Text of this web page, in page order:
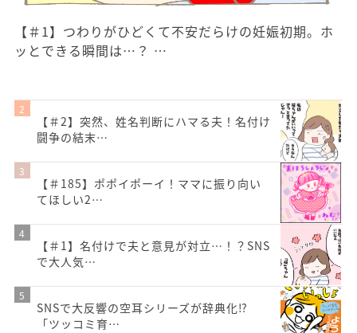
【＃1】つわりがひどくて不安だらけの妊娠初期。ホ
ッとできる瞬間は…？ …
【＃2】突然、姓名判断にハマる夫！名付け
闘争の結末…
【＃185】ポポイポーイ！ママに振り向い
てほしい2…
【＃1】名付けで夫と意見が対立…！？SNS
で大人気…
SNSで大反響の空耳シリーズが辞典化⁉
「ツッコミ育…